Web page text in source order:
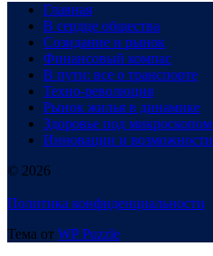
Главная
В сердце общества
Созидание и рынок
Финансовый компас
В пути: все о транспорте
Техно-революция
Рынок жилья в динамике
Здоровье под микроскопом
Инновации и возможности
© 2026
Политика конфиденциальности
Тема от WP Puzzle